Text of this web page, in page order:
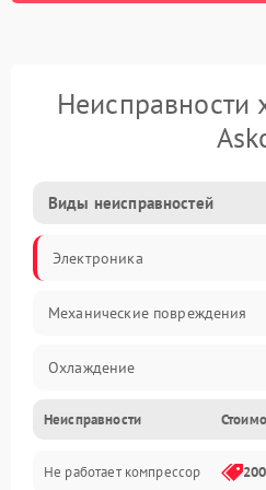
Неисправности
Виды неисправностей
Электроника
Механические повреждения
Охлаждение
Механика
Электропитание
Неисправности
Не работает компрессор